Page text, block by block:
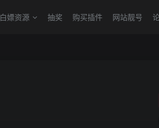
白嫖资源 抽奖 购买插件 网站靓号